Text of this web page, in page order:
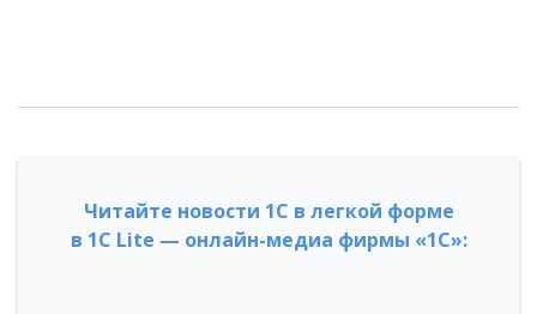
Читайте новости 1С в легкой форме
в 1С Lite — онлайн-медиа фирмы «1С»: